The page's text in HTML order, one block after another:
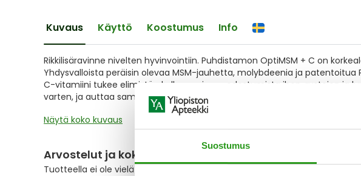
Suostumus
the
the
images
gallery
Kuvaus Käyttö Koostumus Info
Rikkilisäravinne nivelten hyvinvointiin. Puhdistamon OptiMSM + C on
Yhdysvalloista peräisin olevaa MSM-jauhetta, molybdeenia ja patentoitua
C-vitamiini tukee elimistön kollageenin muodostumista ihon, rustojen ja
varten, ja auttaa samalla vähentämään väsymystä ja uupumusta.
Näytä koko kuvaus
Arvostelut ja kokemuksia
Tuotteella ei ole vielä yhtään arvostelua.